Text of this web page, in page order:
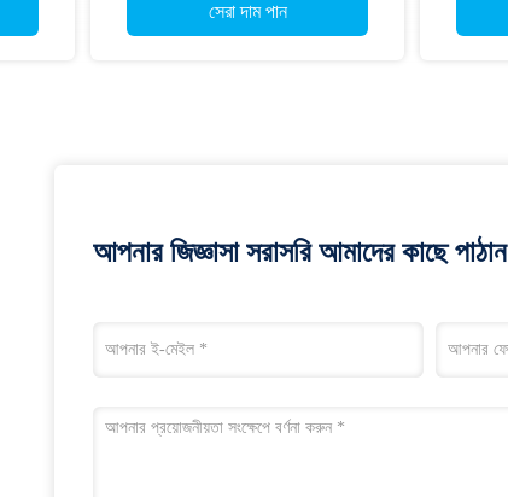
সেরা দাম পান
আপনার জিজ্ঞাসা সরাসরি আমাদের কাছে পাঠান